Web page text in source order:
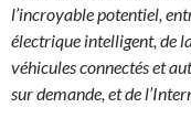
l’incroyable potentiel,
électrique intelligent, de
véhicules connectés et
sur demande, et de